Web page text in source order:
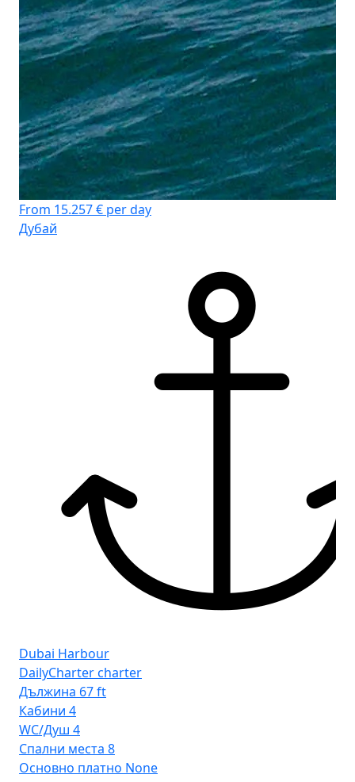
From 15.257 € per day
Дубай
Dubai Harbour
DailyCharter charter
Дължина 67 ft
Кабини 4
WC/Душ 4
Спални места 8
Основно платно None